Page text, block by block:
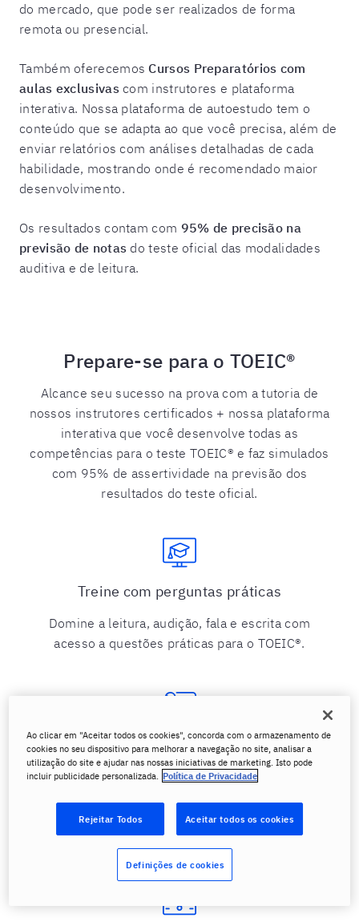
do mercado, que pode ser realizados de forma
remota ou presencial.
Também oferecemos Cursos Preparatórios com
aulas exclusivas com instrutores e plataforma
interativa. Nossa plataforma de autoestudo tem o
conteúdo que se adapta ao que você precisa, além de
enviar relatórios com análises detalhadas de cada
habilidade, mostrando onde é recomendado maior
desenvolvimento.
Os resultados contam com 95% de precisão na
previsão de notas do teste oficial das modalidades
auditiva e de leitura.
Prepare-se para o TOEIC®
Alcance seu sucesso na prova com a tutoria de
nossos instrutores certificados + nossa plataforma
interativa que você desenvolve todas as
competências para o teste TOEIC® e faz simulados
com 95% de assertividade na previsão dos
resultados do teste oficial.
Treine com perguntas práticas
Domine a leitura, audição, fala e escrita com
acesso a questões práticas para o TOEIC®.
Análise detalhada do seu desempenho
A tecnologia avançada da plataforma rastreia e
mostra os pontos fortes e fracos de cada usuário
em todas as quatro habilidades em inglês: leitura e
audição. Acompanhamento pedagógico exclusivo.
Ao clicar em "Aceitar todos os cookies", concorda com o armazenamento de
cookies no seu dispositivo para melhorar a navegação no site, analisar a
utilização do site e ajudar nas nossas iniciativas de marketing. Isto pode
incluir publicidade personalizada.
Política de Privacidade
Rejeitar Todos Aceitar todos os cookies
Definições de cookies